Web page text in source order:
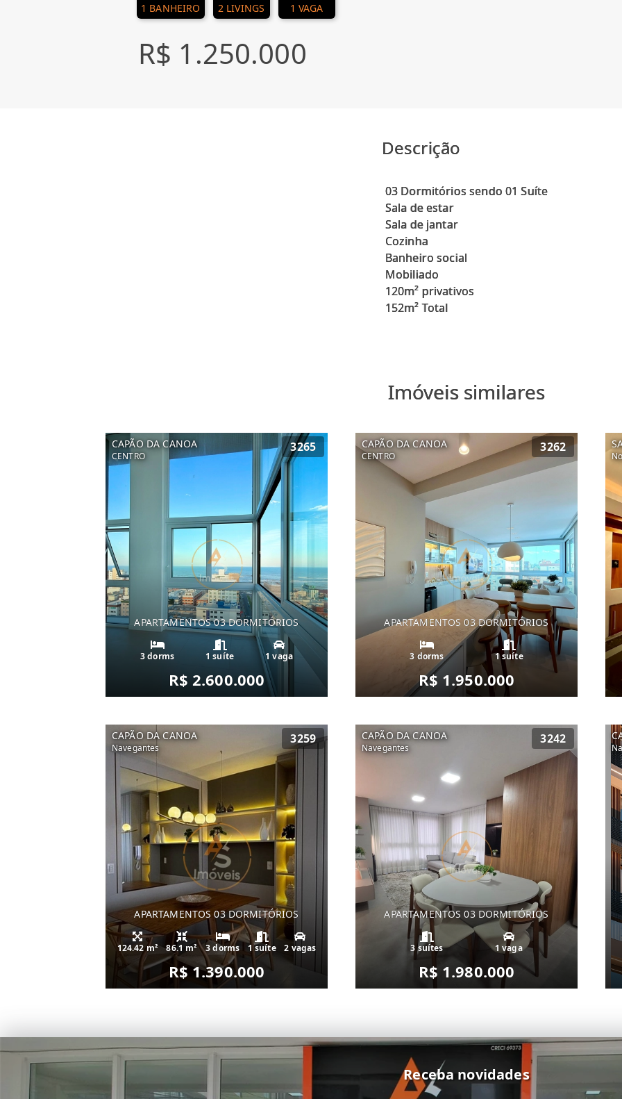
1 BANHEIRO 2 LIVINGS 1 VAGA
R$ 1.250.000
Descrição
03 Dormitórios sendo 01 Suíte
Sala de estar
Sala de jantar
Cozinha
Banheiro social
Mobiliado
120m² privativos
Imóveis similares
CAPÃO DA CANOA
CENTRO
3265
APARTAMENTOS 03 DORMITÓRIOS
3 dorms 1 suíte 1 vaga
R$ 2.600.000
CAPÃO DA CANOA
CENTRO
3262
APARTAMENTOS 03 DORMITÓRIOS
3 dorms 1 suíte
R$ 1.950.000
CAPÃO DA CANOA
Navegantes
3259
APARTAMENTOS 03 DORMITÓRIOS
124.42 m² 86.1 m² 3 dorms 1 suíte 2 vagas
R$ 1.390.000
CAPÃO DA CANOA
Navegantes
3242
APARTAMENTOS 03 DORMITÓRIOS
3 suítes 1 vaga
R$ 1.980.000
Receba novidades